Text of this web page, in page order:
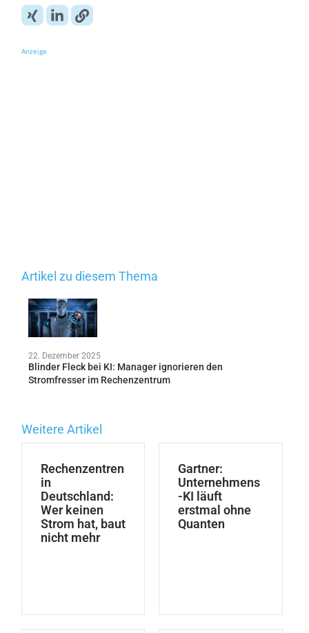
Anzeige
Artikel zu diesem Thema
22. Dezember 2025
Blinder Fleck bei KI: Manager ignorieren den
Stromfresser im Rechenzentrum
Weitere Artikel
Rechenzentren
in
Deutschland:
Wer keinen
Strom hat, baut
nicht mehr
Gartner:
Unternehmens
-KI läuft
erstmal ohne
Quanten